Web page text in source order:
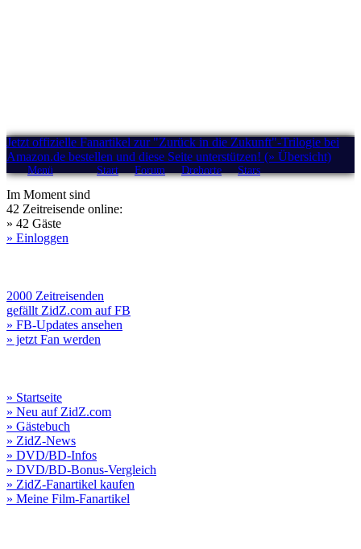
Jetzt offizielle Fanartikel zur "Zurück in die Zukunft"-Trilogie bei
Amazon.de bestellen und diese Seite unterstützen! (» Übersicht)
Menü Start Forum Drehorte Stars
Im Moment sind
42 Zeitreisende online:
» 42 Gäste
» Einloggen
2000 Zeitreisenden
gefällt ZidZ.com auf FB
» FB-Updates ansehen
» jetzt Fan werden
» Startseite
» Neu auf ZidZ.com
» Gästebuch
» ZidZ-News
» DVD/BD-Infos
» DVD/BD-Bonus-Vergleich
» ZidZ-Fanartikel kaufen
» Meine Film-Fanartikel